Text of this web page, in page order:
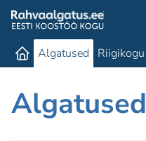
Algatused Riigikogu
Algatused